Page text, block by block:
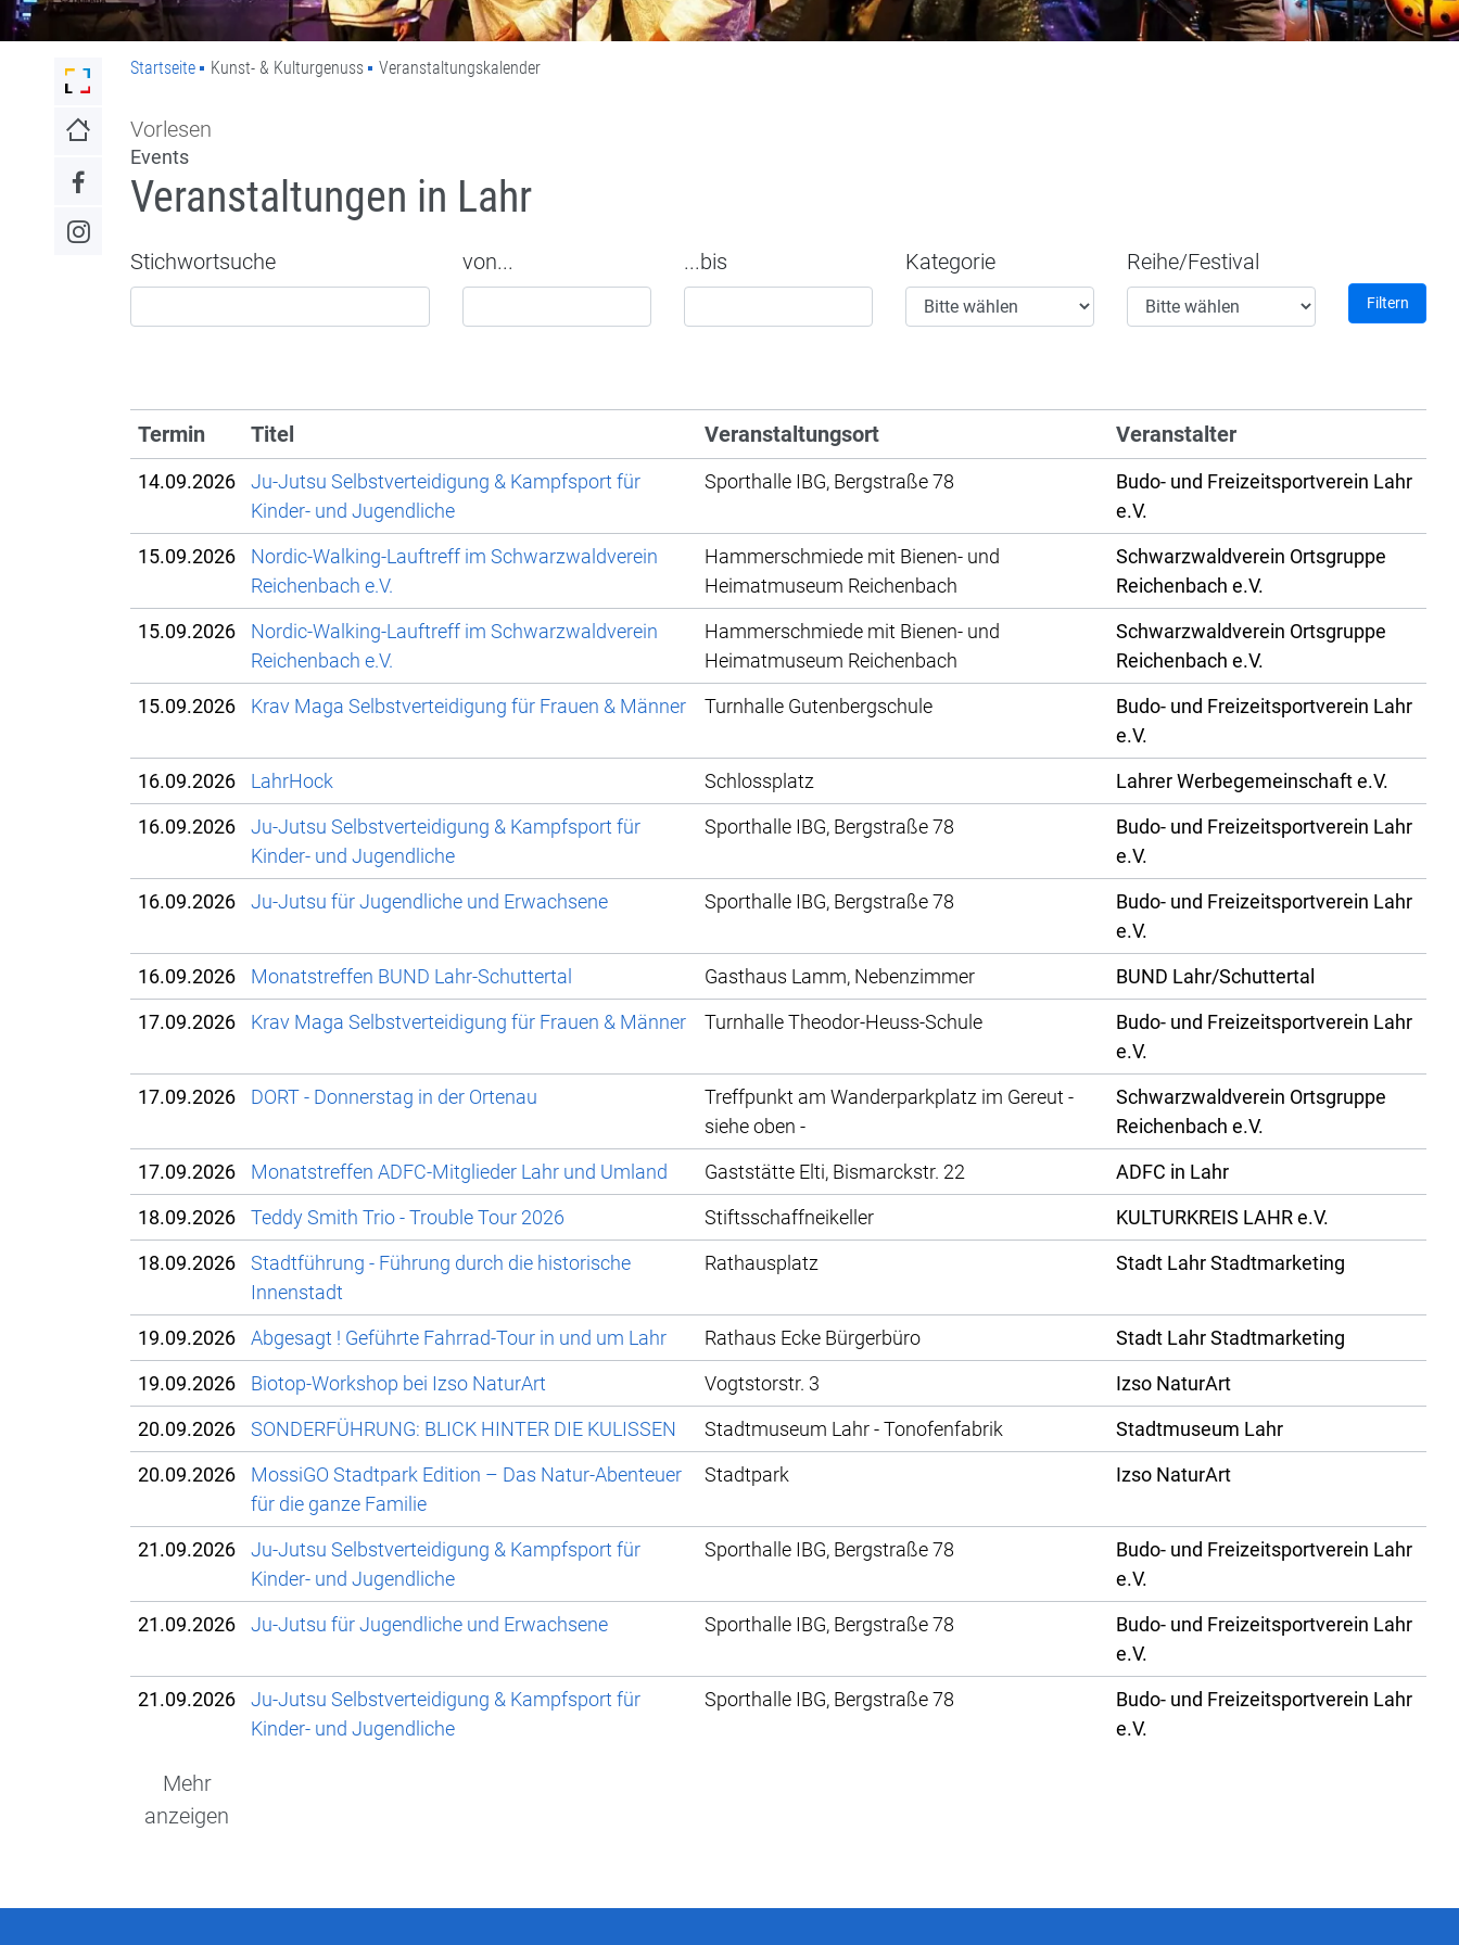
Link zur Startseite der Stadt Lahr
Link zur Startseite
Link zum Facebook-Auftritt
Link zum Instagram-Auftritt
Startseite Kunst- & Kulturgenuss Veranstaltungskalender
Vorlesen
Events
Veranstaltungen in Lahr
Stichwortsuche von... ...bis Kategorie Reihe/Festival
Filtern
Termin Titel Veranstaltungsort Veranstalter
14.09.2026
Ju-Jutsu Selbstverteidigung & Kampfsport für
Kinder- und Jugendliche
Sporthalle IBG, Bergstraße 78
Budo- und Freizeitsportverein Lahr
e.V.
15.09.2026
Nordic-Walking-Lauftreff im Schwarzwaldverein
Reichenbach e.V.
Hammerschmiede mit Bienen- und
Heimatmuseum Reichenbach
Schwarzwaldverein Ortsgruppe
Reichenbach e.V.
15.09.2026
Nordic-Walking-Lauftreff im Schwarzwaldverein
Reichenbach e.V.
Hammerschmiede mit Bienen- und
Heimatmuseum Reichenbach
Schwarzwaldverein Ortsgruppe
Reichenbach e.V.
15.09.2026
Krav Maga Selbstverteidigung für Frauen & Männer Turnhalle Gutenbergschule
Budo- und Freizeitsportverein Lahr
e.V.
16.09.2026
LahrHock Schlossplatz
Lahrer Werbegemeinschaft e.V.
16.09.2026
Ju-Jutsu Selbstverteidigung & Kampfsport für
Kinder- und Jugendliche
Sporthalle IBG, Bergstraße 78
Budo- und Freizeitsportverein Lahr
e.V.
16.09.2026
Ju-Jutsu für Jugendliche und Erwachsene Sporthalle IBG, Bergstraße 78
Budo- und Freizeitsportverein Lahr
e.V.
16.09.2026
Monatstreffen BUND Lahr-Schuttertal Gasthaus Lamm, Nebenzimmer
BUND Lahr/Schuttertal
17.09.2026
Krav Maga Selbstverteidigung für Frauen & Männer Turnhalle Theodor-Heuss-Schule
Budo- und Freizeitsportverein Lahr
e.V.
17.09.2026
DORT - Donnerstag in der Ortenau
Treffpunkt am Wanderparkplatz im Gereut -
siehe oben -
Schwarzwaldverein Ortsgruppe
Reichenbach e.V.
17.09.2026
Monatstreffen ADFC-Mitglieder Lahr und Umland Gaststätte Elti, Bismarckstr. 22
ADFC in Lahr
18.09.2026
Teddy Smith Trio - Trouble Tour 2026 Stiftsschaffneikeller
KULTURKREIS LAHR e.V.
18.09.2026
Stadtführung - Führung durch die historische
Innenstadt
Rathausplatz Stadt Lahr Stadtmarketing
19.09.2026 Abgesagt ! Geführte Fahrrad-Tour in und um Lahr Rathaus Ecke Bürgerbüro
Stadt Lahr Stadtmarketing
19.09.2026
Biotop-Workshop bei Izso NaturArt Vogtstorstr. 3
Izso NaturArt
20.09.2026
SONDERFÜHRUNG: BLICK HINTER DIE KULISSEN Stadtmuseum Lahr - Tonofenfabrik
Stadtmuseum Lahr
20.09.2026
MossiGO Stadtpark Edition – Das Natur-Abenteuer
für die ganze Familie
Stadtpark Izso NaturArt
21.09.2026
Ju-Jutsu Selbstverteidigung & Kampfsport für
Kinder- und Jugendliche
Sporthalle IBG, Bergstraße 78
Budo- und Freizeitsportverein Lahr
e.V.
21.09.2026
Ju-Jutsu für Jugendliche und Erwachsene Sporthalle IBG, Bergstraße 78
Budo- und Freizeitsportverein Lahr
e.V.
21.09.2026
Ju-Jutsu Selbstverteidigung & Kampfsport für
Kinder- und Jugendliche
Sporthalle IBG, Bergstraße 78
Budo- und Freizeitsportverein Lahr
e.V.
Mehr
anzeigen